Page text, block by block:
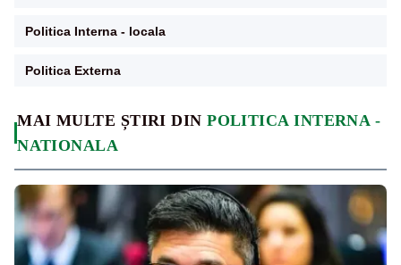
MAI MULTE ȘTIRI DINPOLITICA INTERNA -
NATIONALA
Politica Interna - locala
Politica Externa